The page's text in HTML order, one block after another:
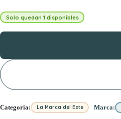
Solo quedan 1 disponibles
Categoria: La Marca del Este Marca: